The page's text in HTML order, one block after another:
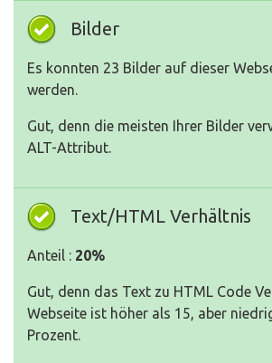
Bilder
Es konnten 23 Bilder auf dieser
werden.
Gut, denn die meisten Ihrer Bilder
ALT-Attribut.
Text/HTML Verhältnis
Anteil : 20%
Gut, denn das Text zu HTML Code
Webseite ist höher als 15, aber
Prozent.